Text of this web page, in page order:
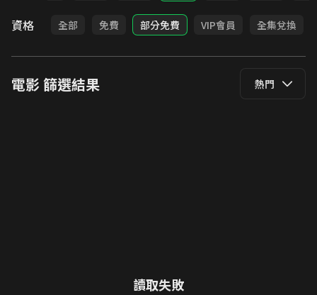
資格 全部 免費 部分免費 VIP會員 全集兌換
電影篩選結果 熱門
讀取失敗